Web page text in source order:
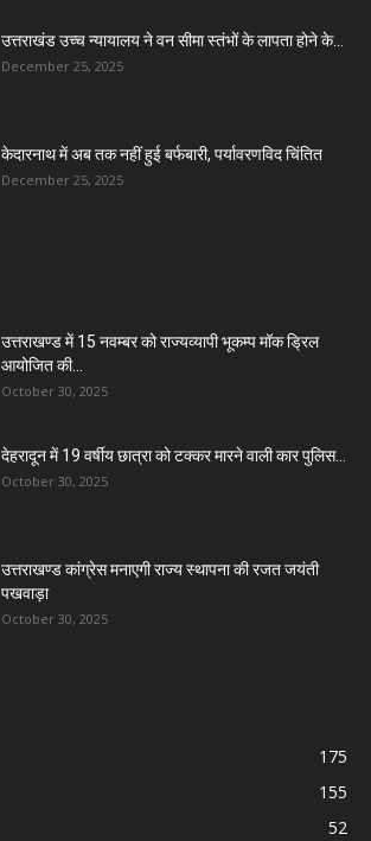
उत्तराखंड उच्च न्यायालय ने वन सीमा स्तंभों के लापता होने के...
December 25, 2025
केदारनाथ में अब तक नहीं हुई बर्फबारी, पर्यावरणविद चिंतित
December 25, 2025
उत्तराखण्ड में 15 नवम्बर को राज्यव्यापी भूकम्प मॉक ड्रिल
आयोजित की...
October 30, 2025
देहरादून में 19 वर्षीय छात्रा को टक्कर मारने वाली कार पुलिस...
October 30, 2025
उत्तराखण्ड कांग्रेस मनाएगी राज्य स्थापना की रजत जयंती
पखवाड़ा
October 30, 2025
175
155
52